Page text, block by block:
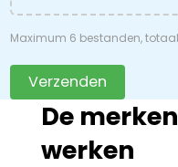
Maximum 6 bestanden,
Verzenden
De
werken